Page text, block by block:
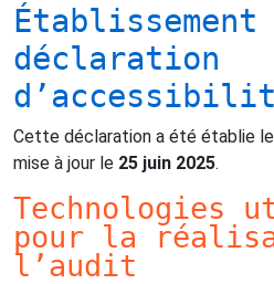
déclaration
Cette déclaration a été établie le
mise à jour le 25 juin 2025.
Technologies
pour la
l’audit